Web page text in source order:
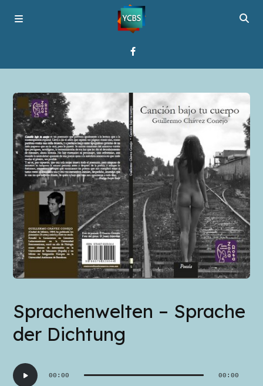
Programme
Über YCBS
Media Bridges
Sprachenwelten – Sprache
der Dichtung
Audio-
Player
00:00 00:00